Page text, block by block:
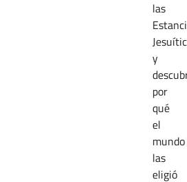
las
y
por
qué
el
mundo
las
eligió